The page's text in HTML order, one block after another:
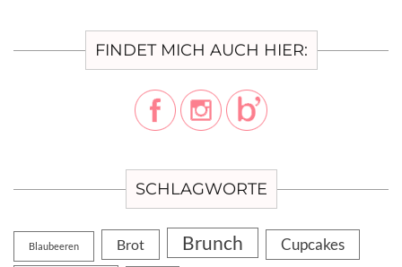
FINDET MICH AUCH HIER:
SCHLAGWORTE
Blaubeeren Brot Brunch Cupcakes